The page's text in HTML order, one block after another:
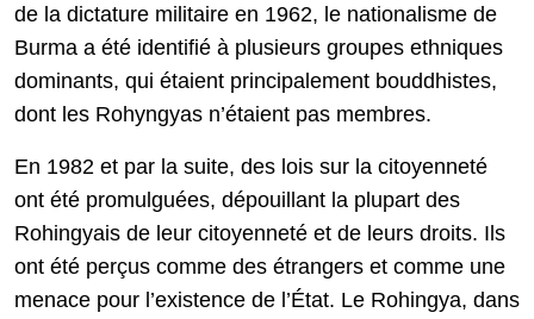
de la dictature militaire en 1962, le nationalisme de
Burma a été identifié à plusieurs groupes ethniques
dominants, qui étaient principalement bouddhistes,
dont les Rohyngyas n’étaient pas membres.
En 1982 et par la suite, des lois sur la citoyenneté
ont été promulguées, dépouillant la plupart des
Rohingyais de leur citoyenneté et de leurs droits. Ils
ont été perçus comme des étrangers et comme une
menace pour l’existence de l’État. Le Rohingya, dans